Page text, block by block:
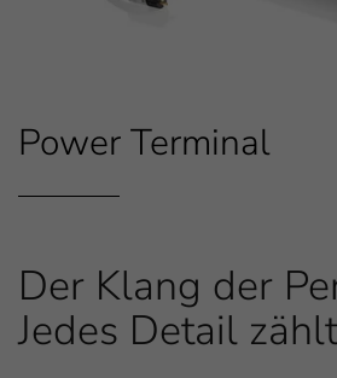
Power Terminal
Einleitung
Der Klang der
Jedes Detail zählt